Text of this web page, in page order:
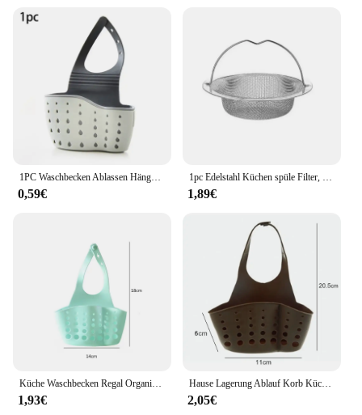
1PC Waschbecken Ablassen Hängenden Korb Gummi Doppel-Schicht Hängen Seife Schwamm Halter Einstellbar Hause Bad Küche Zubehör
0,59€
1pc Edelstahl Küchen spüle Filter, Müll Lebensmittel rückstände/Haar fänger, halten Sie Ihre Badewanne
1,89€
Küche Waschbecken Regal Organisatoren Doppel-Schicht Hängen Seife Schwamm Lagerung Halter Zubehör Silikon Ablauf Rack Korb Liefert
1,93€
Hause Lagerung Ablauf Korb Küche Waschbecken Halter Einstellbare Seife Schwamm Shlf Hängen Ablauf Korb Tasche Küche Zubehör
2,05€